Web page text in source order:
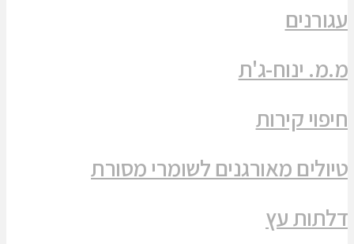
עגורנים
מ.מ. ינוח-ג'ת
חיפוי קירות
טיולים מאורגנים לשומרי מסורת
דלתות עץ